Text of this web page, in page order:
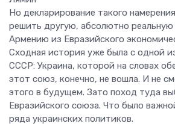
Но декларирование такого
решить другую, абсолютно реальную
Армению из Евразийского
Сходная история уже была с одной
СССР: Украина, которой на словах
этот союз, конечно, не вошла. И не
этого в будущем. Зато поход туда
Евразийского союза. Что было
ряда украинских политиков.